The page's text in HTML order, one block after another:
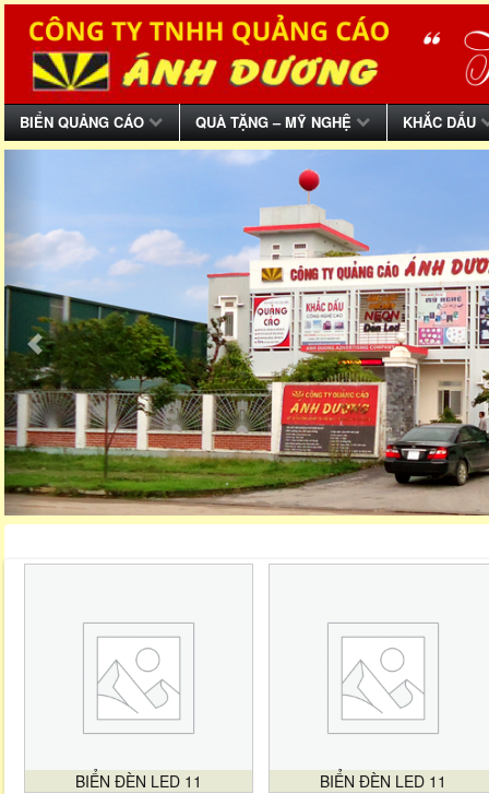
BIỂN QUẢNG CÁO QUÀ TẶNG – MỸ NGHỆ KHẮC DẤU
BIỂN ĐÈN LED 11 BIỂN ĐÈN LED 11